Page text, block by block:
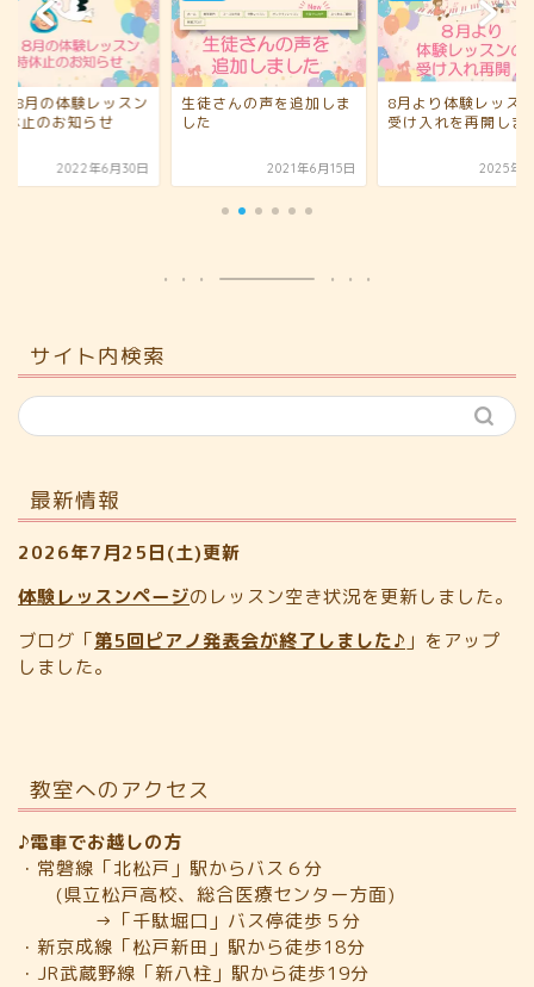
8月の体験レッスン
休止のお知らせ
2022年6月30日
生徒さんの声を追加しま
した
2021年6月15日
8月より体験レッス
受け入れを再開しま
2025年8
サイト内検索
最新情報
2026年7月25日(土)更新
体験レッスンページのレッスン空き状況を更新しました。
ブログ「第5回ピアノ発表会が終了しました♪ 」をアップ
しました。
教室へのアクセス
♪電車でお越しの方
・常磐線「北松戸」駅からバス６分
(県立松戸高校、総合医療センター方面)
→「千駄堀口」バス停徒歩５分
・新京成線「松戸新田」駅から徒歩18分
・JR武蔵野線「新八柱」駅から徒歩19分